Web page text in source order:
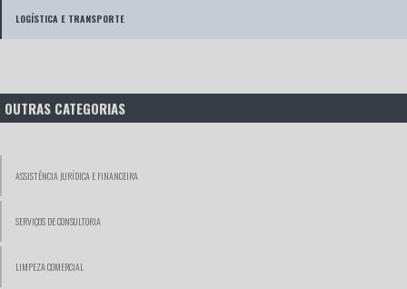
LOGÍSTICA E TRANSPORTE
OUTRAS CATEGORIAS
ASSISTÊNCIA JURÍDICA E FINANCEIRA
SERVIÇOS DE CONSULTORIA
LIMPEZA COMERCIAL